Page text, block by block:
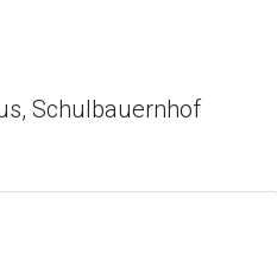
Schulbauernhof